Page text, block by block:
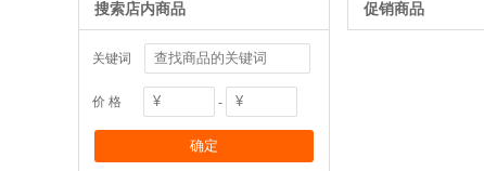
搜索店内商品
关键词
价 格 -
促销商品